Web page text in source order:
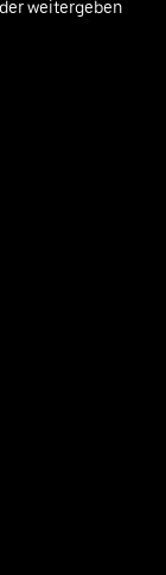
weitergeben